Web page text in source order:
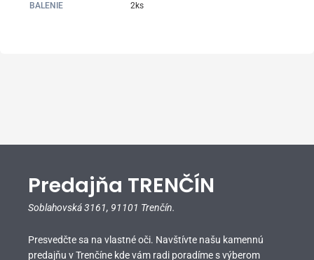
BALENIE 2ks
Predajňa TRENČÍN
Soblahovská 3161, 91101 Trenčín.
Presvedčte sa na vlastné oči. Navštívte našu kamennú
predajňu v Trenčíne kde vám radi poradíme s výberom